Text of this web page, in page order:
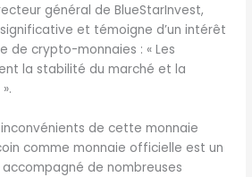
général de BlueStarInvest,
et témoigne d’un intérêt
de crypto-monnaies : « Les
la stabilité du marché et la
de cette monnaie
comme monnaie officielle est un
de nombreuses